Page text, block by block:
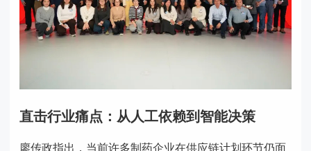
直击行业痛点：从人工依赖到智能决策
廖传政指出，当前许多制药企业在供应链计划环节仍面